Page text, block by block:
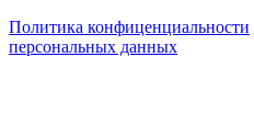
Политика конфиценциальности
персональных данных